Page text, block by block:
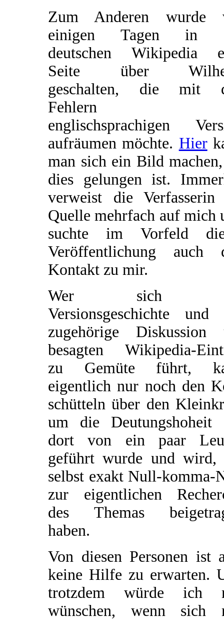
Zum Anderen wurde
einigen Tagen in
deutschen Wikipedia
Seite über
geschalten, die mit
Fehlern
englischsprachigen
aufräumen möchte. Hier
man sich ein Bild
dies gelungen ist.
verweist die Verfasserin
Quelle mehrfach auf mich
suchte im Vorfeld
Veröffentlichung auch
Kontakt zu mir.
Wer sich
Versionsgeschichte und
zugehörige Diskussion
besagten Wikipedia-
zu Gemüte führt,
eigentlich nur noch den
schütteln über den
um die Deutungshoheit
dort von ein paar
geführt wurde und wird,
selbst exakt Null-komma-
zur eigentlichen
des Themas
haben.
Von diesen Personen ist
keine Hilfe zu erwarten.
trotzdem würde ich
wünschen, wenn sich